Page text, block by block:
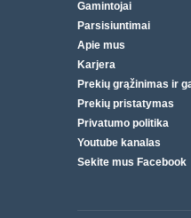
Gamintojai
Parsisiuntimai
Apie mus
Karjera
Prekių grąžinimas ir
Prekių pristatymas
Privatumo politika
Youtube kanalas
Sekite mus Facebook